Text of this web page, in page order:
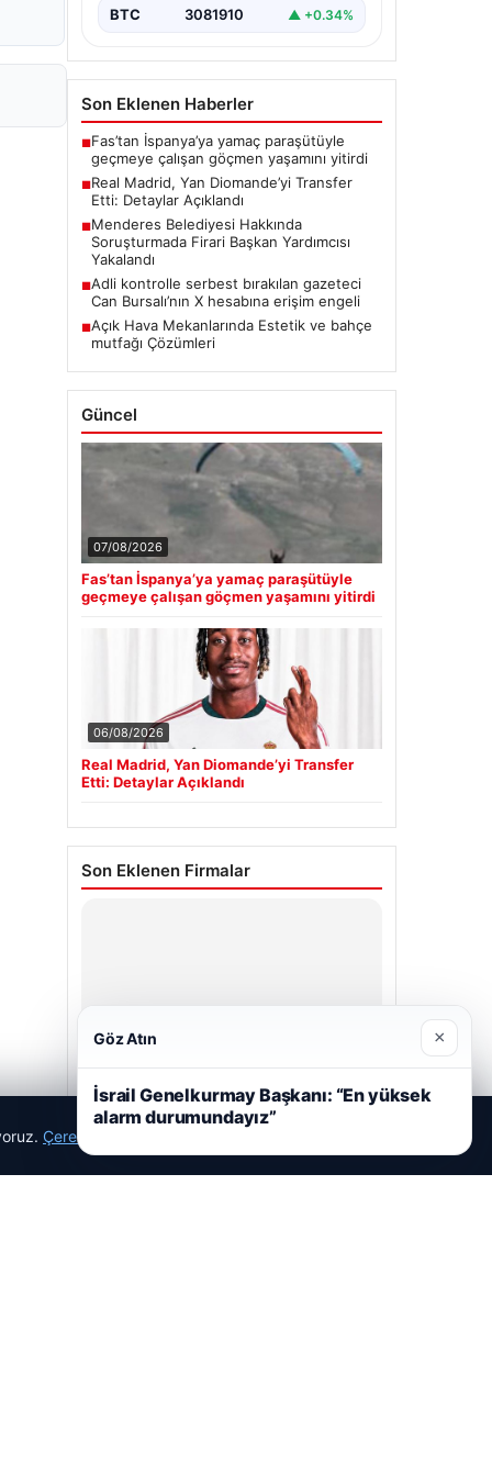
BTC 3081910 ▲ +0.34%
Son Eklenen Haberler
■Fas’tan İspanya’ya yamaç paraşütüyle
geçmeye çalışan göçmen yaşamını yitirdi
■Real Madrid, Yan Diomande’yi Transfer
Etti: Detaylar Açıklandı
■Menderes Belediyesi Hakkında
Soruşturmada Firari Başkan Yardımcısı
Yakalandı
■Adli kontrolle serbest bırakılan gazeteci
Can Bursalı’nın X hesabına erişim engeli
■Açık Hava Mekanlarında Estetik ve bahçe
mutfağı Çözümleri
Güncel
07/08/2026
Fas’tan İspanya’ya yamaç paraşütüyle
geçmeye çalışan göçmen yaşamını yitirdi
06/08/2026
Real Madrid, Yan Diomande’yi Transfer
Etti: Detaylar Açıklandı
Son Eklenen Firmalar
Çerez Politikamız
Göz Atın ×
İsrail Genelkurmay Başkanı: “En yüksek
alarm durumundayız”